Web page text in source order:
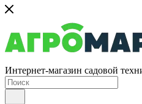
Интернет-магазин садовой